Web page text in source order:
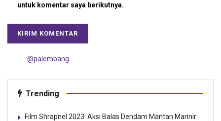
untuk komentar saya berikutnya.
@palembang
Trending
Film Shrapnel 2023: Aksi Balas Dendam Mantan Marinir